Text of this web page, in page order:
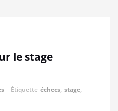
le stage
Étiquette échecs, stage,